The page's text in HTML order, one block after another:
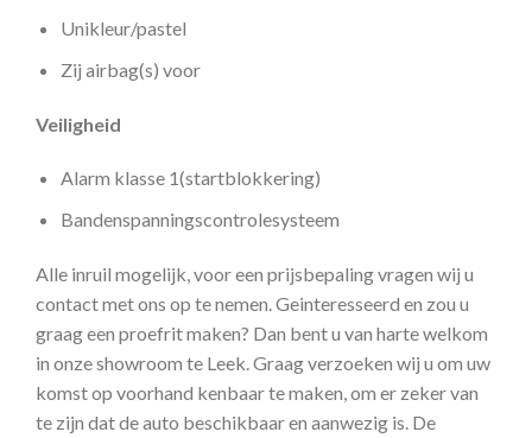
Unikleur/pastel
Zij airbag(s) voor
Veiligheid
Alarm klasse 1(startblokkering)
Bandenspanningscontrolesysteem
Alle inruil mogelijk, voor een prijsbepaling vragen wij u
contact met ons op te nemen. Geinteresseerd en zou u
graag een proefrit maken? Dan bent u van harte welkom
in onze showroom te Leek. Graag verzoeken wij u om uw
komst op voorhand kenbaar te maken, om er zeker van
te zijn dat de auto beschikbaar en aanwezig is. De